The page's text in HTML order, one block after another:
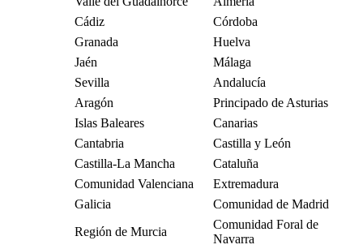
Cádiz
Córdoba
Granada
Huelva
Jaén
Málaga
Sevilla
Andalucía
Aragón
Principado de Asturias
Islas Baleares
Canarias
Cantabria
Castilla y León
Castilla-La Mancha
Cataluña
Comunidad Valenciana
Extremadura
Galicia
Comunidad de Madrid
Región de Murcia
Comunidad Foral de
Navarra